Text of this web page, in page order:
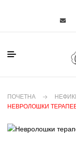
ПОЧЕТНА
НЕВРОЛОШКИ